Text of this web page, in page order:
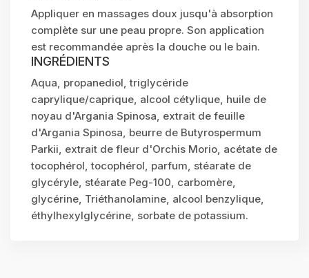
Appliquer en massages doux jusqu'à absorption
complète sur une peau propre. Son application
est recommandée après la douche ou le bain.
INGRÉDIENTS
Aqua, propanediol, triglycéride
caprylique/caprique, alcool cétylique, huile de
noyau d'Argania Spinosa, extrait de feuille
d'Argania Spinosa, beurre de Butyrospermum
Parkii, extrait de fleur d'Orchis Morio, acétate de
tocophérol, tocophérol, parfum, stéarate de
glycéryle, stéarate Peg-100, carbomère,
glycérine, Triéthanolamine, alcool benzylique,
éthylhexylglycérine, sorbate de potassium.